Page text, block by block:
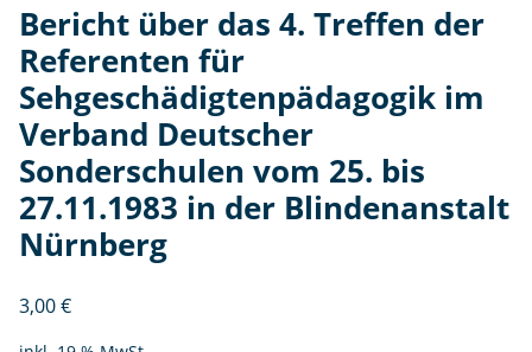
Bericht über das 4. Treffen der
Referenten für
Sehgeschädigtenpädagogik im
Verband Deutscher
Sonderschulen vom 25. bis
27.11.1983 in der Blindenanstalt
Nürnberg
3,00€